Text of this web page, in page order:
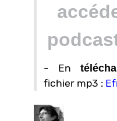
- En
fichier mp3 :